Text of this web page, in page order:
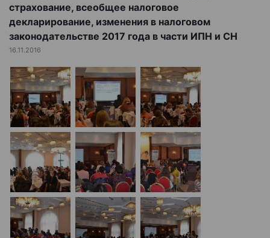
страхование, всеобщее налоговое
декларирование, изменения в налоговом
законодательстве 2017 года в части ИПН и СН
16.11.2016